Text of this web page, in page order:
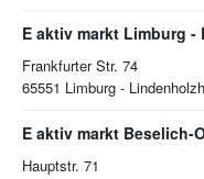
Frankfurter Str. 74
65551 Limburg -
Hauptstr. 71